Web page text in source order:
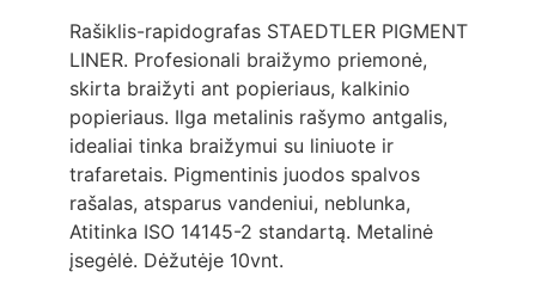
Rašiklis-rapidografas STAEDTLER PIGMENT
LINER. Profesionali braižymo priemonė,
skirta braižyti ant popieriaus, kalkinio
popieriaus. Ilga metalinis rašymo antgalis,
idealiai tinka braižymui su liniuote ir
trafaretais. Pigmentinis juodos spalvos
rašalas, atsparus vandeniui, neblunka,
Atitinka ISO 14145-2 standartą. Metalinė
įsegėlė. Dėžutėje 10vnt.